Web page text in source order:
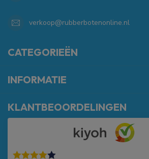
verkoop@rubberbotenonline.nl
CATEGORIEËN
INFORMATIE
KLANTBEOORDELINGEN